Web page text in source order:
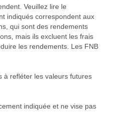
Veuillez lire le
indiqués correspondent aux
qui sont des rendements
mais ils excluent les frais
les rendements. Les FNB
à refléter les valeurs futures
indiquée et ne vise pas